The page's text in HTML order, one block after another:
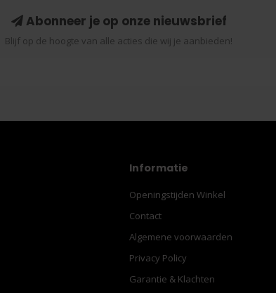
Abonneer je op onze nieuwsbrief
Blijf op de hoogte van alle acties die wij je aanbieden!
Informatie
Openingstijden Winkel
Contact
Algemene voorwaarden
Privacy Policy
Garantie & Klachten